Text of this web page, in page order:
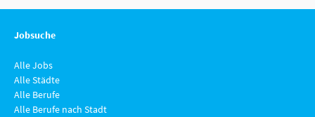
Jobsuche
Alle Jobs
Alle Städte
Alle Berufe
Alle Berufe nach Stadt